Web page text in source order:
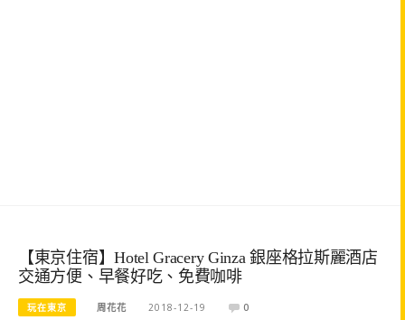
【東京住宿】Hotel Gracery Ginza 銀座格拉斯麗酒店
交通方便、早餐好吃、免費咖啡
玩在東京 周花花 2018-12-19 0